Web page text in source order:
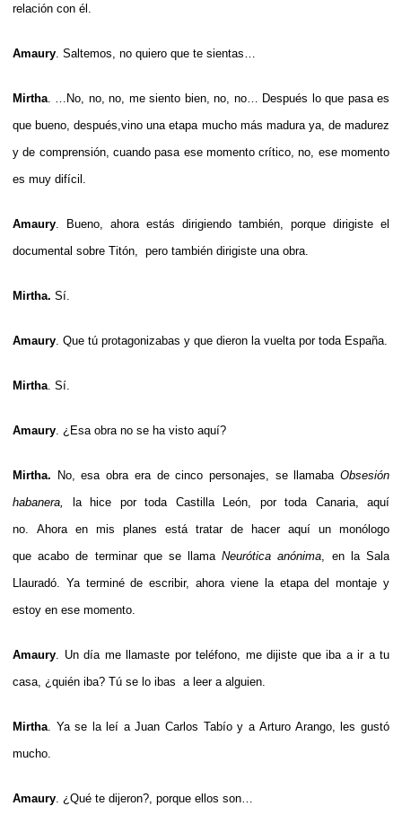
relación con él.
Amaury . Saltemos, no quiero que te sientas…
Mirtha . …No, no, no, me siento bien, no, no… Después lo que pasa es
que bueno, después,vino una etapa mucho más madura ya, de madurez
y de comprensión, cuando pasa ese momento crítico, no, ese momento
es muy difícil.
Amaury . Bueno, ahora estás dirigiendo también, porque dirigiste el
documental sobre Titón, pero también dirigiste una obra.
Mirtha. Sí.
Amaury . Que tú protagonizabas y que dieron la vuelta por toda España.
Mirtha . Sí.
Amaury . ¿Esa obra no se ha visto aquí?
Mirtha. No, esa obra era de cinco personajes, se llamaba Obsesión
habanera,
la hice por toda Castilla León, por toda Canaria, aquí
no. Ahora en mis planes está tratar de hacer aquí un monólogo
que acabo de terminar que se llama Neurótica anónima , en la Sala
Llauradó. Ya terminé de escribir, ahora viene la etapa del montaje y
estoy en ese momento.
Amaury . Un día me llamaste por teléfono, me dijiste que iba a ir a tu
casa, ¿quién iba? Tú se lo ibas a leer a alguien.
Mirtha . Ya se la leí a Juan Carlos Tabío y a Arturo Arango, les gustó
mucho.
Amaury . ¿Qué te dijeron?, porque ellos son…